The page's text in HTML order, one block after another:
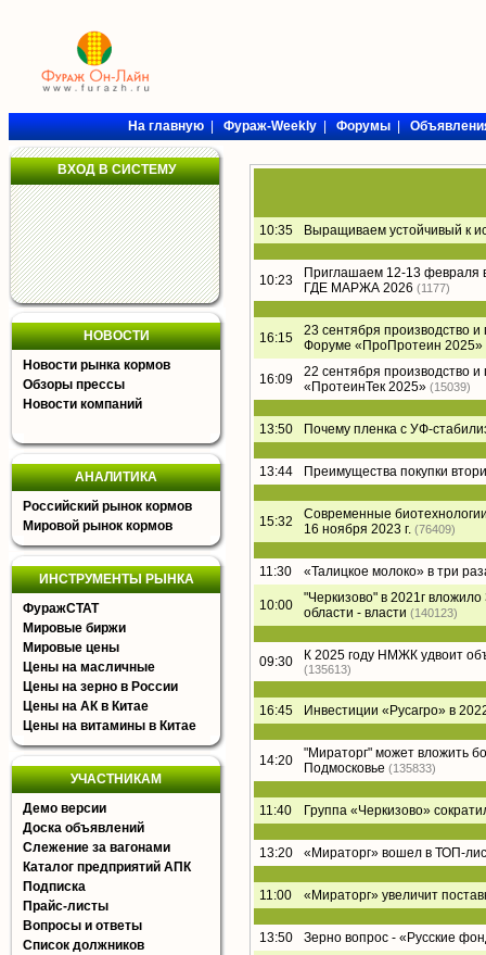
На главную|Фураж-Weekly|Форумы|
ВХОД В СИСТЕМУ
НОВОСТИ
Новости рынка кормов
Обзоры прессы
Новости компаний
АНАЛИТИКА
Российский рынок кормов
Мировой рынок кормов
ИНСТРУМЕНТЫ РЫНКА
ФуражСТАТ
Мировые биржи
Мировые цены
Цены на масличные
Цены на зерно в России
Цены на АК в Китае
Цены на витамины в Китае
УЧАСТНИКАМ
Демо версии
Доска объявлений
Слежение за вагонами
Каталог предприятий АПК
Подписка
Прайс-листы
Вопросы и ответы
Список должников
10:35 Выращиваем устойчивый к
10:23
Приглашаем 12-13 февраля
ГДЕ МАРЖА 2026 (1177)
16:15
23 сентября производство
Форуме «ПроПротеин 2025»
16:09
22 сентября производство
«ПротеинТек 2025» (15039)
13:50 Почему пленка с УФ-
13:44 Преимущества покупки
15:32
Современные
16 ноября 2023 г. (76409)
11:30 «Талицкое молоко» в три
10:00
"Черкизово" в 2021г
области - власти (140123)
09:30 К 2025 году НМЖК удвоит
(135613)
16:45 Инвестиции «Русагро» в
14:20
"Мираторг" может вложить
Подмосковье (135833)
11:40 Группа «Черкизово»
13:20 «Мираторг» вошел в ТОП-
11:00 «Мираторг» увеличит
13:50 Зерно вопрос - «Русские